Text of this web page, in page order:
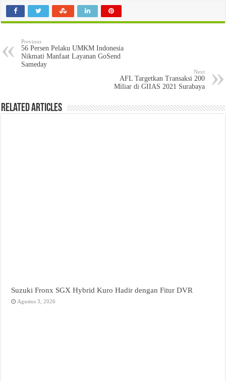
Previous
56 Persen Pelaku UMKM Indonesia
Nikmati Manfaat Layanan GoSend
Sameday
Next
AFL Targetkan Transaksi 200
Miliar di GIIAS 2021 Surabaya
Related Articles
Suzuki Fronx SGX Hybrid Kuro Hadir dengan Fitur DVR
Agustus 3, 2026